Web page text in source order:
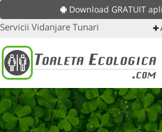
Download GRATUIT
Servicii Vidanjare Tunari